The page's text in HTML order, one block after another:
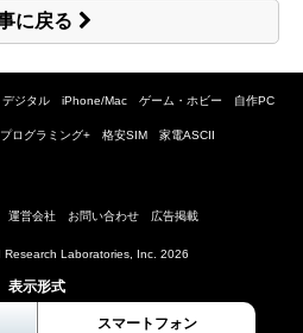
に戻る
デジタル iPhone/Mac ゲーム・ホビー 自作PC
プログラミング+ 格安SIM 家電ASCII
運営会社 お問い合わせ 広告掲載
Research Laboratories, Inc. 2026
表示形式
スマートフォン